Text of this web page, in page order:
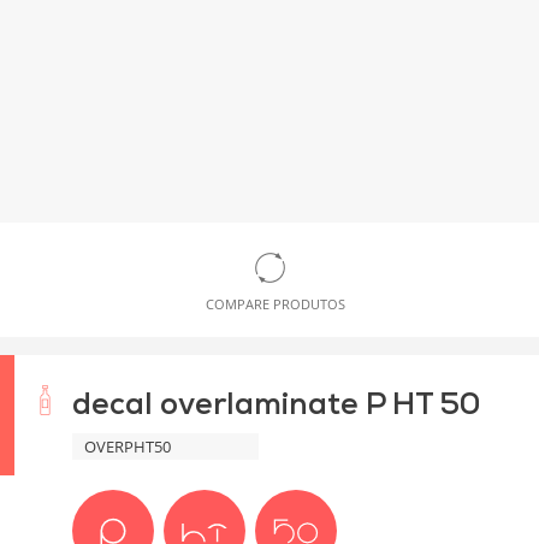
COMPARE PRODUTOS
decal overlaminate P HT 50
OVERPHT50